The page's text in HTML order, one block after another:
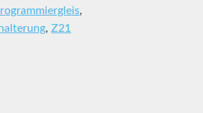
,
,Z21